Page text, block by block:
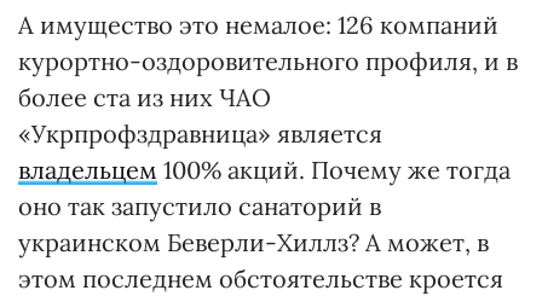
А имущество это немалое: 126 компаний
курортно-оздоровительного профиля, и в
более ста из них ЧАО
«Укрпрофздравница» является
владельцем 100% акций. Почему же тогда
оно так запустило санаторий в
украинском Беверли-Хиллз? А может, в
этом последнем обстоятельстве кроется